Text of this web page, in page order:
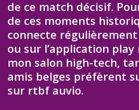
de ce match décisif.
de ces moments
connecte
ou sur l’application
mon salon high-tech,
amis belges préfèrent
sur rtbf auvio.